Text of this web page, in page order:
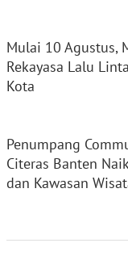
Mulai 10 Agustus,
Rekayasa Lalu
Kota
Penumpang
Citeras Banten
dan Kawasan